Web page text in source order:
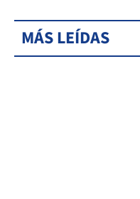
MÁS LEÍDAS